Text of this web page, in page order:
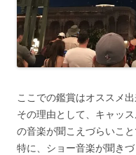
ここでの鑑賞はオススメ出
その理由として、キャッ
の音楽が聞こえづらいこと
特に、ショー音楽が聞き